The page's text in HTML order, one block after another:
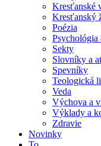
Kresťanské
Kresťanský
Poézia
Psychológia
Sekty
Slovníky a
Spevníky
Teologická
Veda
Výchova a
Výklady a
Zdravie
Novinky